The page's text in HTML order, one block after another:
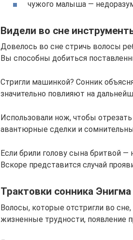
чужого малыша —
Видели во сне
Довелось во сне стричь волосы
Вы способны добиться
Стригли машинкой? Сонник
значительно повлияют на
Использовали нож, чтобы
авантюрные сделки и
Если брили голову сына бритвой —
Вскоре представится случай
Трактовки сонника
Волосы, которые отстригли во
жизненные трудности, появление